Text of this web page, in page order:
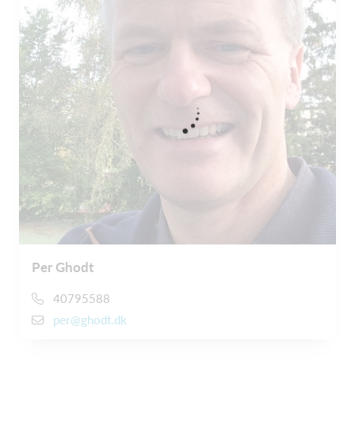
Per Ghodt
40795588
per@ghodt.dk